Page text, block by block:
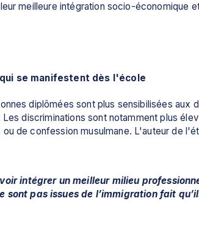
meilleure intégration socio-économique
se manifestent dès l'école
diplômées sont plus sensibilisées aux
discriminations sont notamment plus
de confession musulmane. L'auteur de
intégrer un meilleur milieu
sont pas issues de l’immigration fait